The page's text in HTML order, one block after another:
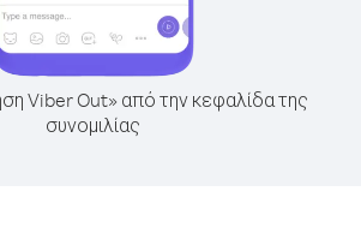
Viber Out» από την κεφαλίδα της
συνομιλίας